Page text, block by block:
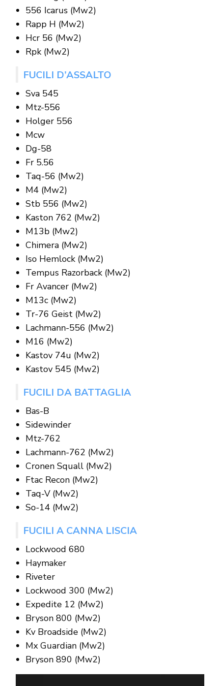
556 Icarus (Mw2)
Rapp H (Mw2)
Hcr 56 (Mw2)
Rpk (Mw2)
FUCILI D’ASSALTO
Sva 545
Mtz-556
Holger 556
Mcw
Dg-58
Fr 5.56
Taq-56 (Mw2)
M4 (Mw2)
Stb 556 (Mw2)
Kaston 762 (Mw2)
M13b (Mw2)
Chimera (Mw2)
Iso Hemlock (Mw2)
Tempus Razorback (Mw2)
Fr Avancer (Mw2)
M13c (Mw2)
Tr-76 Geist (Mw2)
Lachmann-556 (Mw2)
M16 (Mw2)
Kastov 74u (Mw2)
Kastov 545 (Mw2)
FUCILI DA BATTAGLIA
Bas-B
Sidewinder
Mtz-762
Lachmann-762 (Mw2)
Cronen Squall (Mw2)
Ftac Recon (Mw2)
Taq-V (Mw2)
So-14 (Mw2)
FUCILI A CANNA LISCIA
Lockwood 680
Haymaker
Riveter
Lockwood 300 (Mw2)
Expedite 12 (Mw2)
Bryson 800 (Mw2)
Kv Broadside (Mw2)
Mx Guardian (Mw2)
Bryson 890 (Mw2)